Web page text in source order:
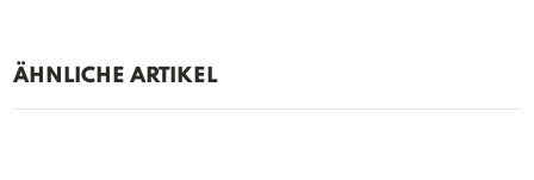
ÄHNLICHE ARTIKEL